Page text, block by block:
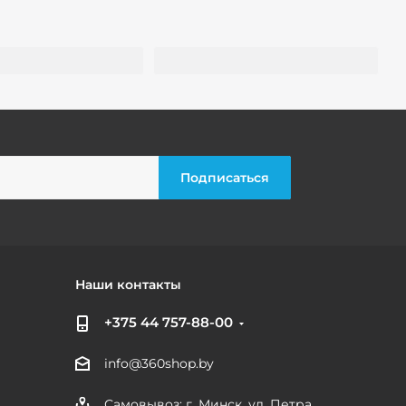
Наши контакты
+375 44 757-88-00
info@360shop.by